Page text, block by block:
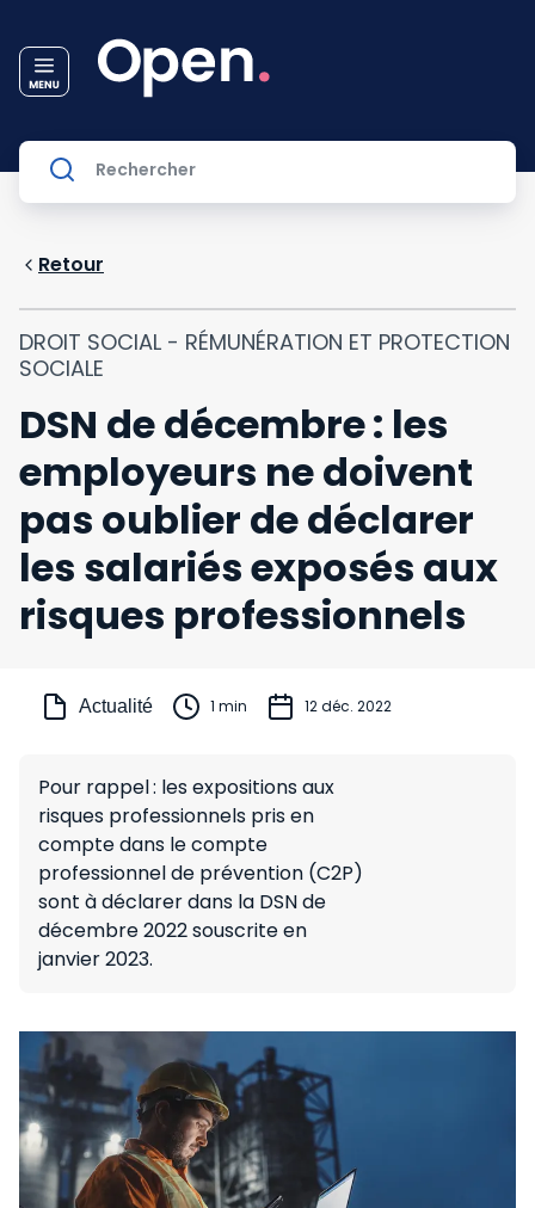
Retour
DROIT SOCIAL - RÉMUNÉRATION ET PROTECTION
SOCIALE
DSN de décembre : les
employeurs ne doivent
pas oublier de déclarer
les salariés exposés aux
risques professionnels
Actualité 1 min 12 déc. 2022
Pour rappel : les expositions aux
risques professionnels pris en
compte dans le compte
professionnel de prévention (C2P)
sont à déclarer dans la DSN de
décembre 2022 souscrite en
janvier 2023.